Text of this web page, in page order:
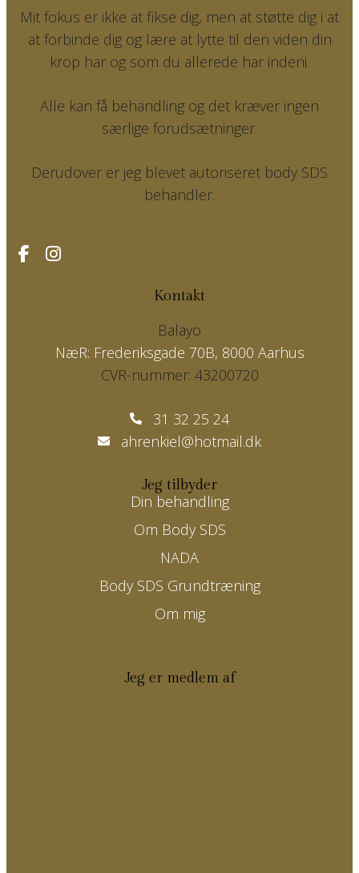
Mit fokus er ikke at fikse dig, men at støtte dig i at
at forbinde dig og lære at lytte til den viden din
krop har og som du allerede har indeni.
Alle kan få behandling og det kræver ingen
særlige forudsætninger.
Derudover er jeg blevet autoriseret body SDS
behandler.
Kontakt
Balayo
NæR: Frederiksgade 70B, 8000 Aarhus
CVR-nummer: 43200720
31 32 25 24
ahrenkiel@hotmail.dk
Jeg tilbyder
Din behandling
Om Body SDS
NADA
Body SDS Grundtræning
Om mig
Jeg er medlem af